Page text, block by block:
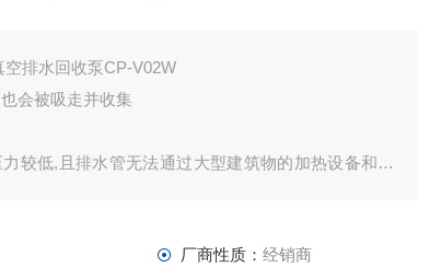
空排水回收泵CP-V02W
会被吸走并收集
较低,且排水管无法通过大型建筑物的加热设备和涂
厂商性质： 经销商